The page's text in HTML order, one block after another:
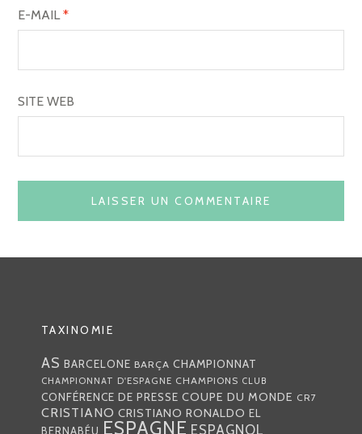
E-MAIL*
SITE WEB
TAXINOMIE
AS BARCELONE BARÇA CHAMPIONNAT
CHAMPIONNAT D'ESPAGNE CHAMPIONS CLUB
CONFÉRENCE DE PRESSE COUPE DU MONDE CR7
CRISTIANO CRISTIANO RONALDO EL
BERNABÉU ESPAGNE ESPAGNOL